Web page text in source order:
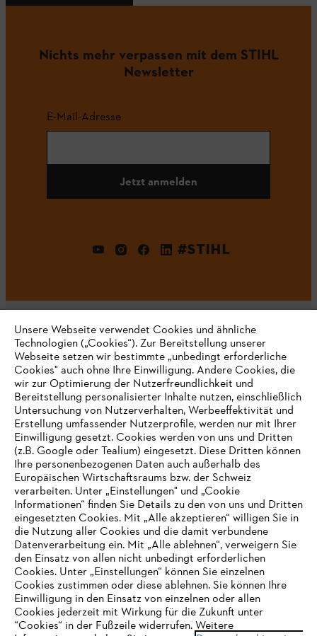
Nichts mehr verpassen mit dem STIHL
Newsletter
E-Mail-Adresse
Jetzt anmelden
#STIHL
Unternehmen
Häufig gestellte Fragen
Support
Datenschutz Impressum Cookies
Rechtliche Informationen
IHR BROWSER WIRD NICHT
UNTERSTÜTZT
Sie nutzen einen Browser, den wir noch nicht unterstützen. Für
eine optimale Nutzung unserer Seite empfehlen wir Ihnen, zu
Unsere Webseite verwendet Cookies und ähnliche
Technologien („Cookies“). Zur Bereitstellung unserer
Webseite setzen wir bestimmte „unbedingt erforderliche
Cookies" auch ohne Ihre Einwilligung. Andere Cookies, die
wir zur Optimierung der Nutzerfreundlichkeit und
Bereitstellung personalisierter Inhalte nutzen, einschließlich
Untersuchung von Nutzerverhalten, Werbeeffektivität und
Erstellung umfassender Nutzerprofile, werden nur mit Ihrer
Einwilligung gesetzt. Cookies werden von uns und Dritten
(z.B. Google oder Tealium) eingesetzt. Diese Dritten können
Ihre personenbezogenen Daten auch außerhalb des
Europäischen Wirtschaftsraums bzw. der Schweiz
verarbeiten. Unter „Einstellungen" und „Cookie
Informationen“ finden Sie Details zu den von uns und Dritten
eingesetzten Cookies. Mit „Alle akzeptieren“ willigen Sie in
die Nutzung aller Cookies und die damit verbundene
Datenverarbeitung ein. Mit „Alle ablehnen“, verweigern Sie
den Einsatz von allen nicht unbedingt erforderlichen
Cookies. Unter „Einstellungen“ können Sie einzelnen
Cookies zustimmen oder diese ablehnen. Sie können Ihre
Einwilligung in den Einsatz von einzelnen oder allen
Cookies jederzeit mit Wirkung für die Zukunft unter
“Cookies“ in der Fußzeile widerrufen. Weitere